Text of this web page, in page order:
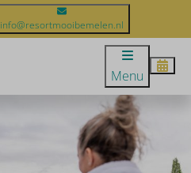
info@resortmooibemelen.nl
Menu